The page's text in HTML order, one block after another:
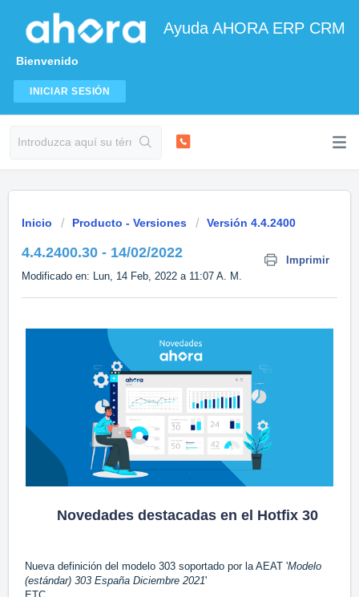
Ayuda AHORA ERP CRM
Bienvenido
INICIAR SESIÓN
Inicio Producto - Versiones Versión 4.4.2400
4.4.2400.30 - 14/02/2022
Imprimir
Modificado en: Lun, 14 Feb, 2022 a 11:07 A. M.
Novedades destacadas en el Hotfix 30
Nueva definición del modelo 303 soportado por la AEAT 'Modelo
(estándar) 303 España Diciembre 2021'